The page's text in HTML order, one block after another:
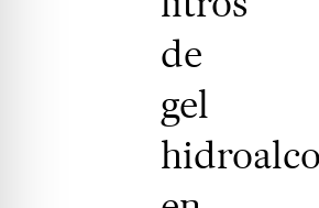
de
gel